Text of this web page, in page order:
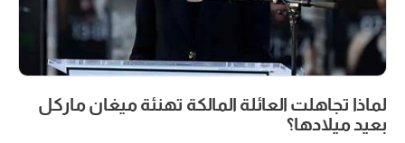
لماذا تجاهلت العائلة المالكة تهنئة ميغان ماركل
بعيد ميلادها؟